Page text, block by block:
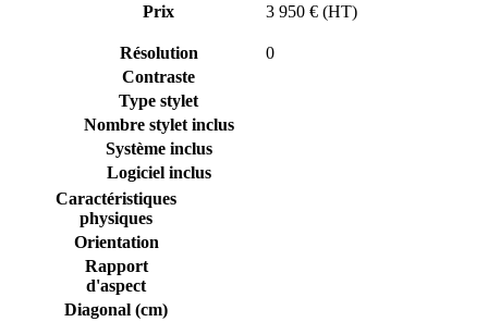
Prix 3 950 € (HT)
Résolution
0
Contraste
Type stylet
Nombre stylet inclus
Système inclus
Logiciel inclus
Caractéristiques
physiques
Orientation
Rapport
d'aspect
Diagonal (cm)